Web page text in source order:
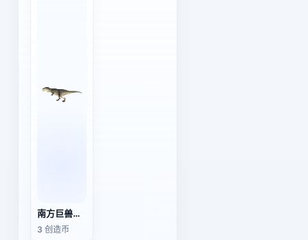
南方巨兽龙（3D动画模型）
3 创造币